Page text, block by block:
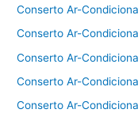
Conserto Ar-
Conserto Ar-
Conserto Ar-
Conserto Ar-
Conserto Ar-